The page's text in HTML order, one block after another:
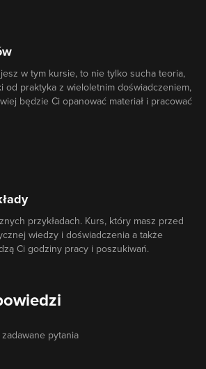
w tym kursie, to nie tylko sucha teoria,
od praktyka z wieloletnim doświadczeniem,
będzie Ci opanować materiał i pracować
przykładach. Kurs, który masz przed
wiedzy i doświadczenia a także
Ci godziny pracy i poszukiwań.
pytania